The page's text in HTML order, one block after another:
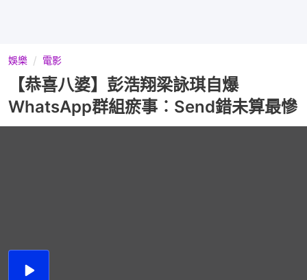
娛樂 電影
【恭喜八婆】彭浩翔梁詠琪自爆
WhatsApp群組瘀事︰Send錯未算最慘
播